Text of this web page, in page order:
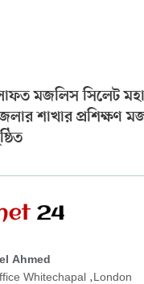
মজলিস সিলেট
শাখার প্রশিক্ষণ
Ahmed
Whitechapal ,London